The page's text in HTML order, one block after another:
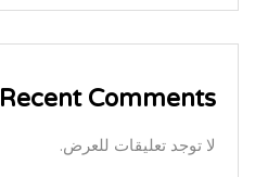
Recent Comments
لا توجد تعليقات للعرض.